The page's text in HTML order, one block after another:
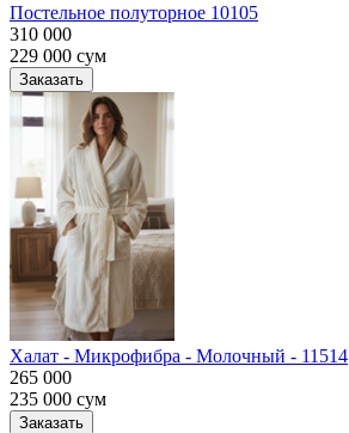
Постельное полуторное 10105
310 000
229 000 сум
Заказать
Халат - Микрофибра - Молочный - 11514
265 000
235 000 сум
Заказать